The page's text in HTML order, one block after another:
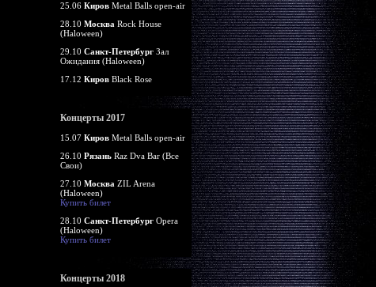
25.06 Киров Metal Balls open-air
28.10 Москва Rock House
(Haloween)
29.10 Санкт-Петербург Зал
Ожидания (Haloween)
17.12 Киров Black Rose
Концерты 2017
15.07 Киров Metal Balls open-air
26.10 Рязань Raz Dva Bar (Все
Свои)
27.10 Москва ZIL Arena
(Haloween)
Купить билет
28.10 Санкт-Петербург Opera
(Haloween)
Купить билет
Концерты 2018